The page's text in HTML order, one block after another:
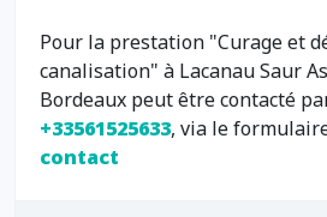
Pour la prestation "Curage et
canalisation" à Lacanau Saur
Bordeaux peut être contacté
+33561525633, via le
contact